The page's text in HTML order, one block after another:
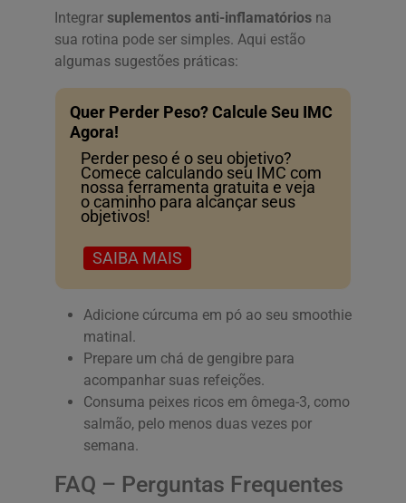
Integrar suplementos anti-inflamatórios na
sua rotina pode ser simples. Aqui estão
algumas sugestões práticas:
Quer Perder Peso? Calcule Seu IMC
Agora!
Perder peso é o seu objetivo?
Comece calculando seu IMC com
nossa ferramenta gratuita e veja
o caminho para alcançar seus
objetivos!
SAIBA MAIS
Adicione cúrcuma em pó ao seu smoothie
matinal.
Prepare um chá de gengibre para
acompanhar suas refeições.
Consuma peixes ricos em ômega-3, como
salmão, pelo menos duas vezes por
semana.
FAQ – Perguntas Frequentes